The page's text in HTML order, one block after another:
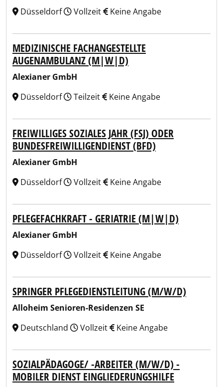
Düsseldorf
Vollzeit Keine Angabe
MEDIZINISCHE FACHANGESTELLTE
AUGENAMBULANZ (M|W|D)
Alexianer GmbH
Düsseldorf
Teilzeit Keine Angabe
FREIWILLIGES SOZIALES JAHR (FSJ) ODER
BUNDESFREIWILLIGENDIENST (BFD)
Alexianer GmbH
Düsseldorf
Vollzeit Keine Angabe
PFLEGEFACHKRAFT - GERIATRIE (M|W|D)
Alexianer GmbH
Düsseldorf
Vollzeit Keine Angabe
SPRINGER PFLEGEDIENSTLEITUNG (M/W/D)
Alloheim Senioren-Residenzen SE
Deutschland
Vollzeit Keine Angabe
SOZIALPÄDAGOGE/ -ARBEITER (M/W/D) -
MOBILER DIENST EINGLIEDERUNGSHILFE